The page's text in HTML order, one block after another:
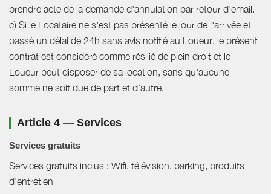
prendre acte de la demande d'annulation par retour d'email.
c) Si le Locataire ne s'est pas présenté le jour de l'arrivée et
passé un délai de 24h sans avis notifié au Loueur, le présent
contrat est considéré comme résilié de plein droit et le
Loueur peut disposer de sa location, sans qu'aucune
somme ne soit due de part et d'autre.
Article 4 — Services
Services gratuits
Services gratuits inclus : Wifi, télévision, parking, produits
d'entretien